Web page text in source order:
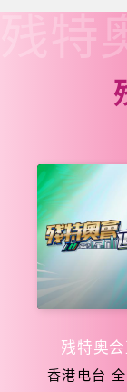
残特
残特奥
香港电台